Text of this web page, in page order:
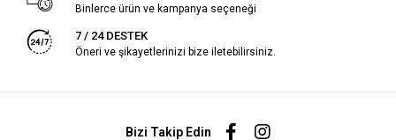
Binlerce ürün ve kampanya seçeneği
7 / 24 DESTEK
Öneri ve şikayetlerinizi bize iletebilirsiniz.
Bizi Takip Edin